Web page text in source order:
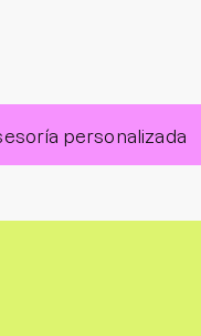
personalizada